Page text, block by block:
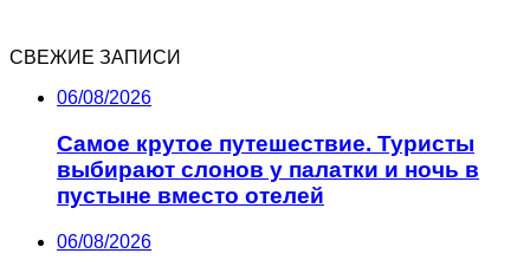
СВЕЖИЕ ЗАПИСИ
06/08/2026
Самое крутое путешествие. Туристы
выбирают слонов у палатки и ночь в
пустыне вместо отелей
06/08/2026